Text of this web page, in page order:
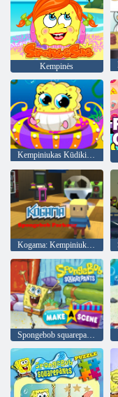
Kempinės
Kempiniukas Kūdikių priežiūra
Kogama: Kempiniukas"Parkour"
Spongebob squarepants sudaro sceną